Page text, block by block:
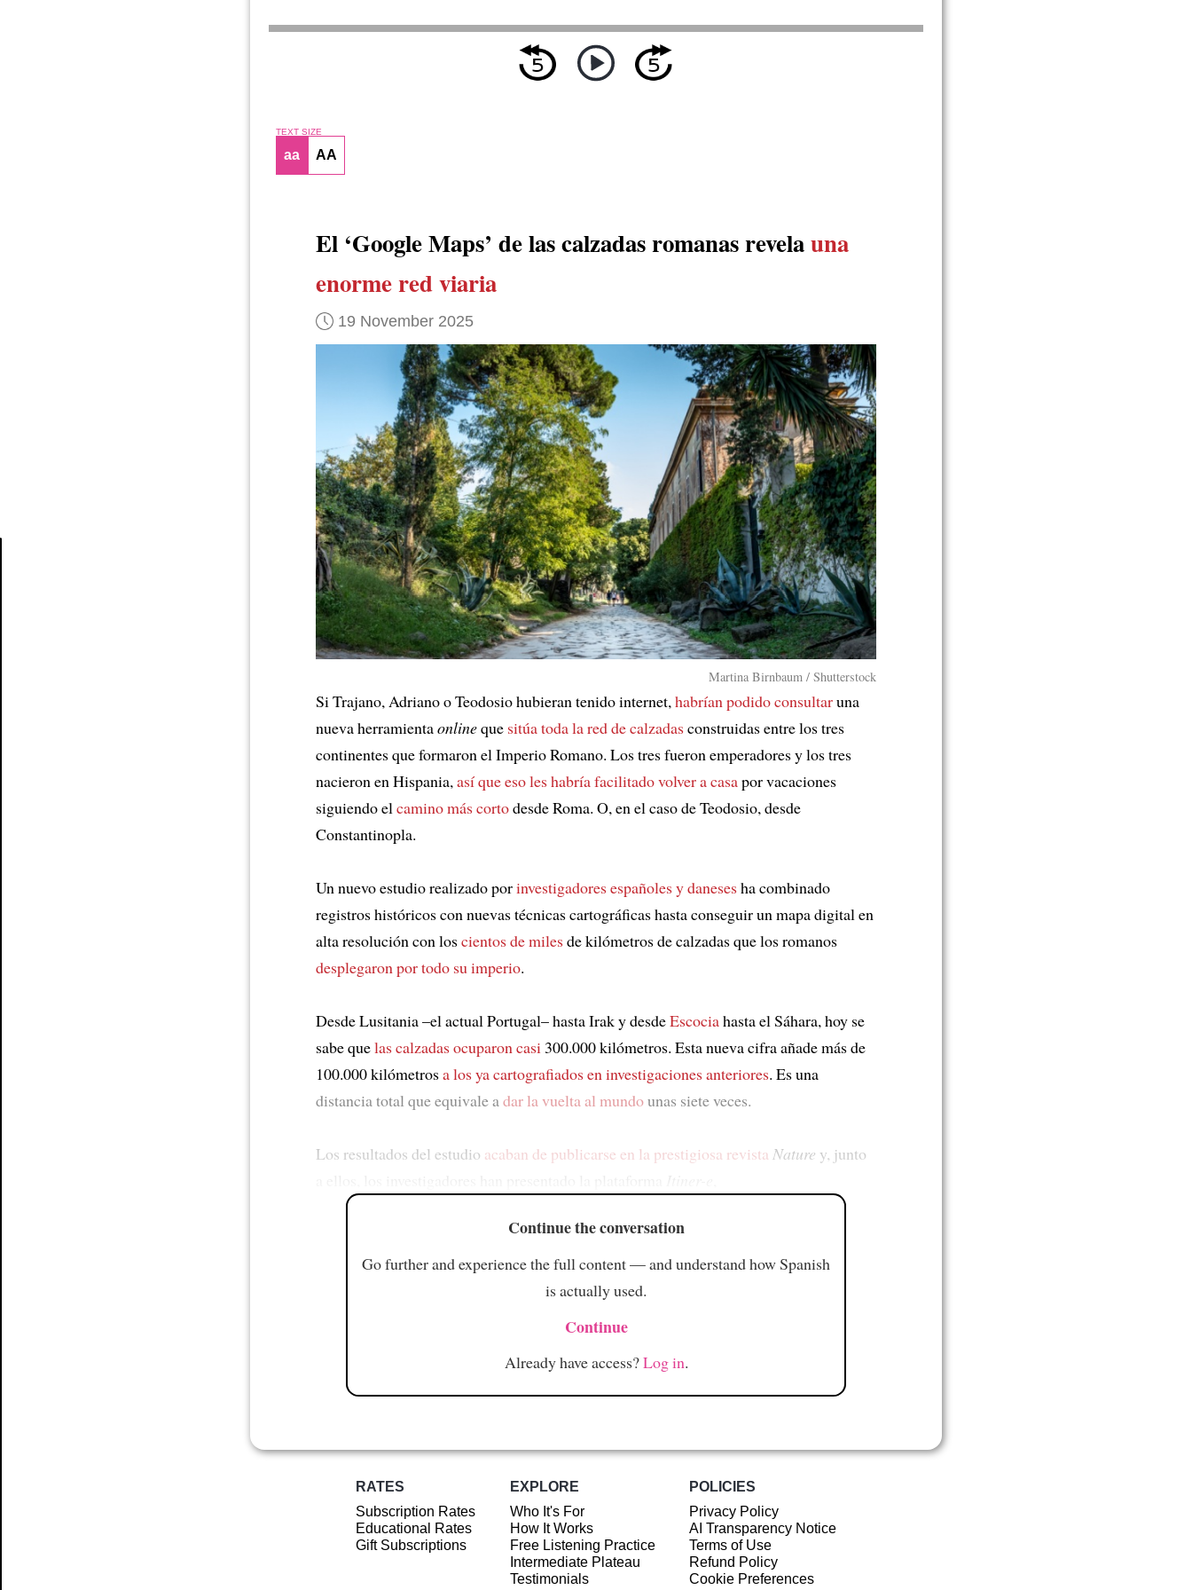
TEXT SIZE
aa AA
El ‘Google Maps’ de las calzadas romanas revelauna
enorme red viaria
19 November 2025
Martina Birnbaum / Shutterstock
Si Trajano, Adriano o Teodosio hubieran tenido internet, habrían podido consultaruna
nueva herramientaonlineque sitúa toda la red de calzadasconstruidas entre los tres
continentes que formaron el Imperio Romano. Los tres fueron emperadores y los tres
nacieron en Hispania, así que eso les habría facilitado volver a casapor vacaciones
siguiendo el camino más cortodesde Roma. O, en el caso de Teodosio, desde
Constantinopla.
Un nuevo estudio realizado porinvestigadores españoles y danesesha combinado
registros históricos con nuevas técnicas cartográficas hasta conseguir un mapa digital en
alta resolución con loscientos de milesde kilómetros de calzadas que los romanos
desplegaron por todo su imperio.
Desde Lusitania –el actual Portugal– hasta Irak y desdeEscociahasta el Sáhara, hoy se
sabe quelas calzadas ocuparon casi 300.000 kilómetros. Esta nueva cifra añade más de
100.000 kilómetrosa los ya cartografiados en investigaciones anteriores. Es una
distancia total que equivale a dar la vuelta al mundounas siete veces.
Los resultados del estudio acaban de publicarse en la prestigiosa revista Nature y, junto
Continue the conversation
Go further and experience the full content — and understand how Spanish
is actually used.
Continue
Already have access?Log in.
RATES
Subscription Rates
Educational Rates
Gift Subscriptions
EXPLORE
Who It's For
How It Works
Free Listening Practice
Intermediate Plateau
Testimonials
POLICIES
Privacy Policy
AI Transparency Notice
Terms of Use
Refund Policy
Cookie Preferences